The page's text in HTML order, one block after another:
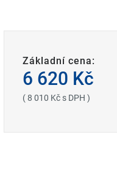
Základní cena:
6 620 Kč
( 8 010 Kč s DPH )